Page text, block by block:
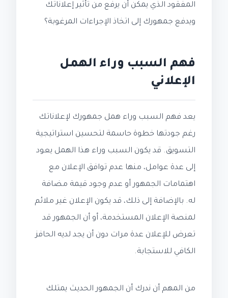
المفقود الذي يمكن أن يرفع من تأثير إعلاناتك
ويدفع جمهورك إلى اتخاذ الإجراءات المرغوبة؟
فهم السبب وراء الهمل
الإعلاني
يعد فهم السبب وراء همل جمهورك لإعلاناتك
رغم جودتها خطوة حاسمة لتحسين استراتيجية
التسويق. قد يكون السبب وراء هذا الهمل يعود
إلى عدة عوامل، منها عدم توافق الإعلان مع
اهتمامات الجمهور أو عدم وجود قيمة مضافة
له. بالإضافة إلى ذلك، قد يكون الإعلان غير ملائم
لمنصة الإعلان المستخدمة، أو أن الجمهور قد
تعرض للإعلان عدة مرات دون أن يجد لديه الحافز
الكافي للاستجابة.
من المهم أن ندرك أن الجمهور الحديث يمتلك